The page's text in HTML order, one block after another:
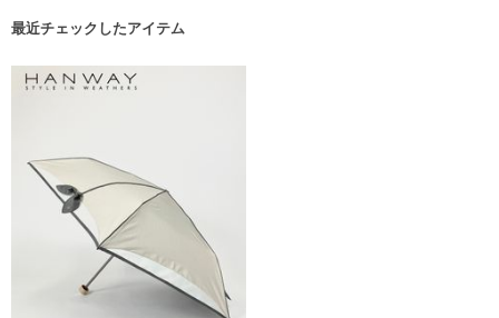
最近チェックしたアイテム